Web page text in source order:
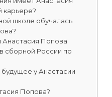
карьере?
школе обучалась
Попова
сборной России по
у Анастасии
Попова?